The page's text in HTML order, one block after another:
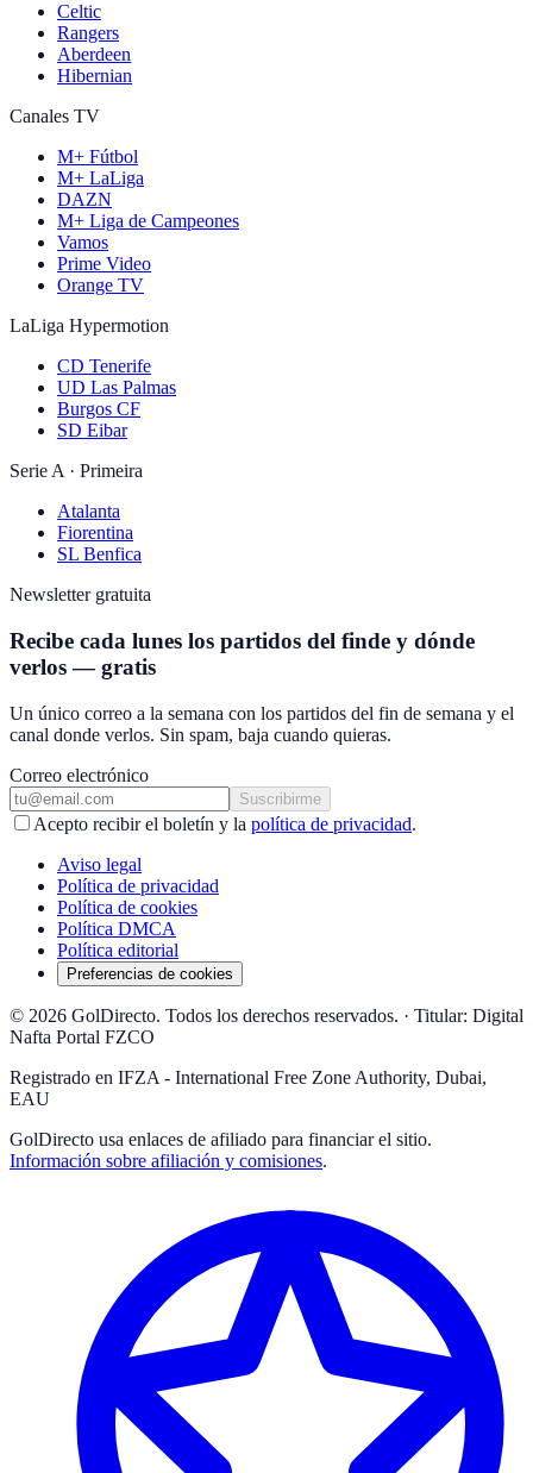
Celtic
Rangers
Aberdeen
Hibernian
Canales TV
M+ Fútbol
M+ LaLiga
DAZN
M+ Liga de Campeones
Vamos
Prime Video
Orange TV
LaLiga Hypermotion
CD Tenerife
UD Las Palmas
Burgos CF
SD Eibar
Serie A · Primeira
Atalanta
Fiorentina
SL Benfica
Newsletter gratuita
Recibe cada lunes los partidos del finde y dónde
verlos — gratis
Un único correo a la semana con los partidos del fin de semana y el
canal donde verlos. Sin spam, baja cuando quieras.
Correo electrónico
Suscribirme
Acepto recibir el boletín y la política de privacidad.
Aviso legal
Política de privacidad
Política de cookies
Política DMCA
Política editorial
Preferencias de cookies
© 2026 GolDirecto. Todos los derechos reservados. · Titular: Digital
Nafta Portal FZCO
Registrado en IFZA - International Free Zone Authority, Dubai,
EAU
GolDirecto usa enlaces de afiliado para financiar el sitio.
Información sobre afiliación y comisiones.